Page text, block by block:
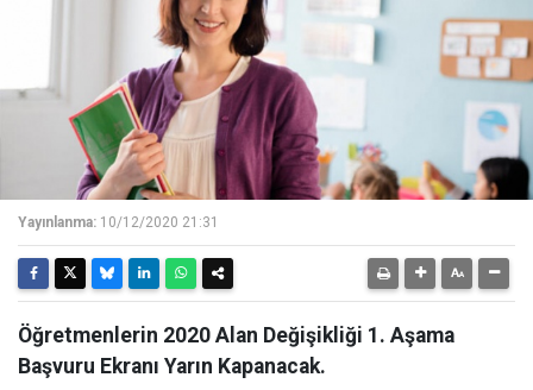
Yayınlanma: 10/12/2020 21:31
Öğretmenlerin 2020 Alan Değişikliği 1. Aşama
Başvuru Ekranı Yarın Kapanacak.